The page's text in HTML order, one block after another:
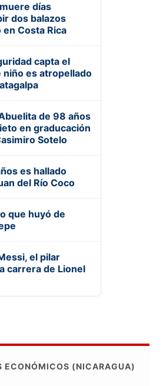
días
dos balazos
Costa Rica
capta el
niño es atropellado
de 98 años
en graducación
Sotelo
es hallado
del Río Coco
que huyó de
el pilar
carrera de Lionel
ECONÓMICOS (NICARAGUA)